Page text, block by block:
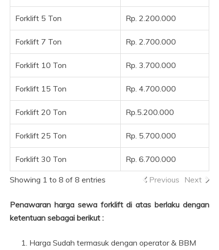
Forklift 5 Ton Rp. 2.200.000
Forklift 7 Ton Rp. 2.700.000
Forklift 10 Ton Rp. 3.700.000
Forklift 15 Ton Rp. 4.700.000
Forklift 20 Ton Rp.5.200.000
Forklift 25 Ton Rp. 5.700.000
Forklift 30 Ton Rp. 6.700.000
Showing 1 to 8 of 8 entries Previous Next
Penawaran harga sewa forklift di atas berlaku dengan
ketentuan sebagai berikut :
Harga Sudah termasuk dengan operator & BBM